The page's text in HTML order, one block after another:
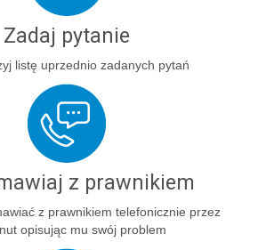
Zadaj pytanie
listę uprzednio zadanych pytań
z prawnikiem
z prawnikiem telefonicznie przez
opisując mu swój problem